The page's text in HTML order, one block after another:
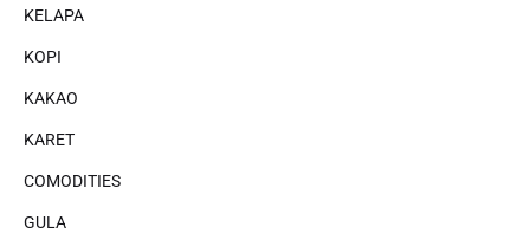
KELAPA
KOPI
KAKAO
KARET
COMODITIES
GULA